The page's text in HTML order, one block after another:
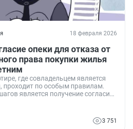
18 февраля 2026
опеки для отказа от
права покупки жилья
где совладельцем является
проходит по особым правилам.
является получение согласия
когда нужно такое согласие,
оформить последующий отказ у
3 751